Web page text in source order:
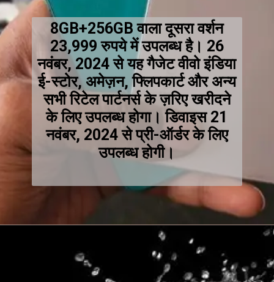
8GB+256GB वाला दूसरा वर्शन
23,999 रुपये में उपलब्ध है। 26
नवंबर, 2024 से यह गैजेट वीवो इंडिया
ई-स्टोर, अमेज़न, फ्लिपकार्ट और अन्य
सभी रिटेल पार्टनर्स के ज़रिए खरीदने
के लिए उपलब्ध होगा। डिवाइस 21
नवंबर, 2024 से प्री-ऑर्डर के लिए
उपलब्ध होगी।